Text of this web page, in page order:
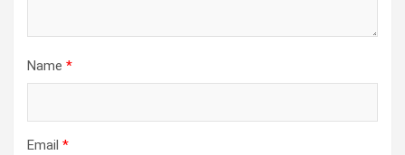
Name *
Email *